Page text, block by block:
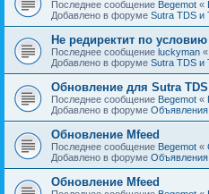
Последнее сообщение Begemot «
Добавлено в форуме Sutra TDS и
Не редиректит по
Последнее сообщение luckyman «
Добавлено в форуме Sutra TDS и
Обновление для Sutra
Последнее сообщение Begemot «
Добавлено в форуме Объявления
Обновление Mfeed
Последнее сообщение Begemot «
Добавлено в форуме Объявления
Обновление Mfeed